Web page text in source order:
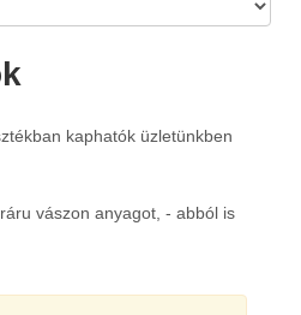
kaphatók üzletünkben
vászon anyagot, - abból is